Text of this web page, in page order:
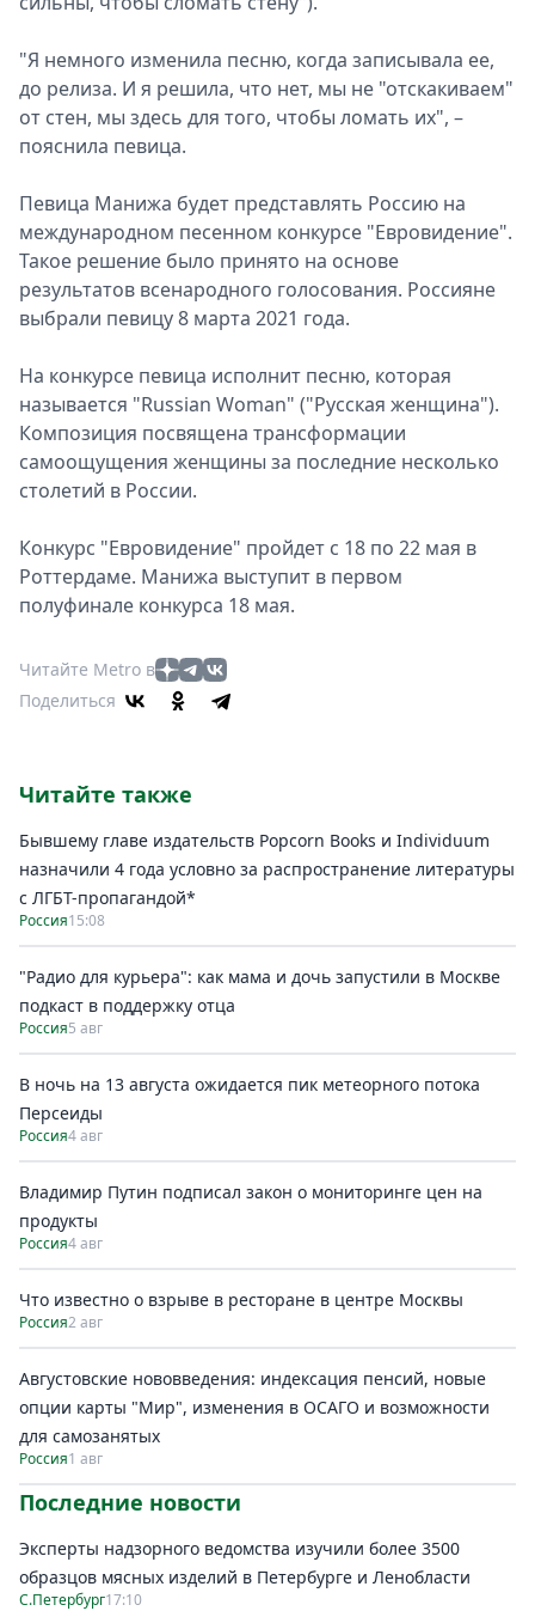
"Я немного изменила песню, когда записывала ее,
до релиза. И я решила, что нет, мы не "отскакиваем"
от стен, мы здесь для того, чтобы ломать их", –
пояснила певица.
Певица Манижа будет представлять Россию на
международном песенном конкурсе "Евровидение".
Такое решение было принято на основе
результатов всенародного голосования. Россияне
выбрали певицу 8 марта 2021 года.
На конкурсе певица исполнит песню, которая
называется "Russian Woman" ("Русская женщина").
Композиция посвящена трансформации
самоощущения женщины за последние несколько
столетий в России.
Конкурс "Евровидение" пройдет с 18 по 22 мая в
Роттердаме. Манижа выступит в первом
полуфинале конкурса 18 мая.
Читайте Metro в
Поделиться
Читайте также
Бывшему главе издательств Popcorn Books и Individuum
назначили 4 года условно за распространение литературы
с ЛГБТ-пропагандой*
Россия15:08
"Радио для курьера": как мама и дочь запустили в Москве
подкаст в поддержку отца
Россия5 авг
В ночь на 13 августа ожидается пик метеорного потока
Персеиды
Россия4 авг
Владимир Путин подписал закон о мониторинге цен на
продукты
Россия4 авг
Что известно о взрыве в ресторане в центре Москвы
Россия2 авг
Августовские нововведения: индексация пенсий, новые
опции карты "Мир", изменения в ОСАГО и возможности
для самозанятых
Россия1 авг
Последние новости
Эксперты надзорного ведомства изучили более 3500
образцов мясных изделий в Петербурге и Ленобласти
С.Петербург17:10